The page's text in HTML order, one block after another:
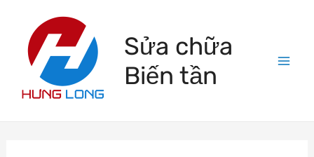
content
Sửa chữa
Biến tần